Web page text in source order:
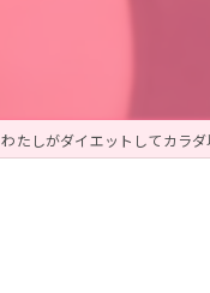
わたしがダイエットしてカラ